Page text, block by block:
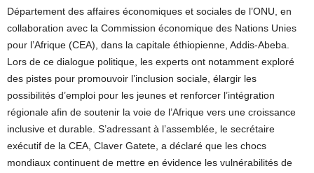
Département des affaires économiques et sociales de l’ONU, en
collaboration avec la Commission économique des Nations Unies
pour l’Afrique (CEA), dans la capitale éthiopienne, Addis-Abeba.
Lors de ce dialogue politique, les experts ont notamment exploré
des pistes pour promouvoir l’inclusion sociale, élargir les
possibilités d’emploi pour les jeunes et renforcer l’intégration
régionale afin de soutenir la voie de l’Afrique vers une croissance
inclusive et durable. S’adressant à l’assemblée, le secrétaire
exécutif de la CEA, Claver Gatete, a déclaré que les chocs
mondiaux continuent de mettre en évidence les vulnérabilités de